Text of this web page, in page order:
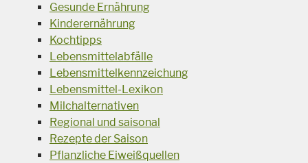
Gesunde Ernährung
Kinderernährung
Kochtipps
Lebensmittelabfälle
Lebensmittelkennzeichung
Lebensmittel-Lexikon
Milchalternativen
Regional und saisonal
Rezepte der Saison
Pflanzliche Eiweißquellen